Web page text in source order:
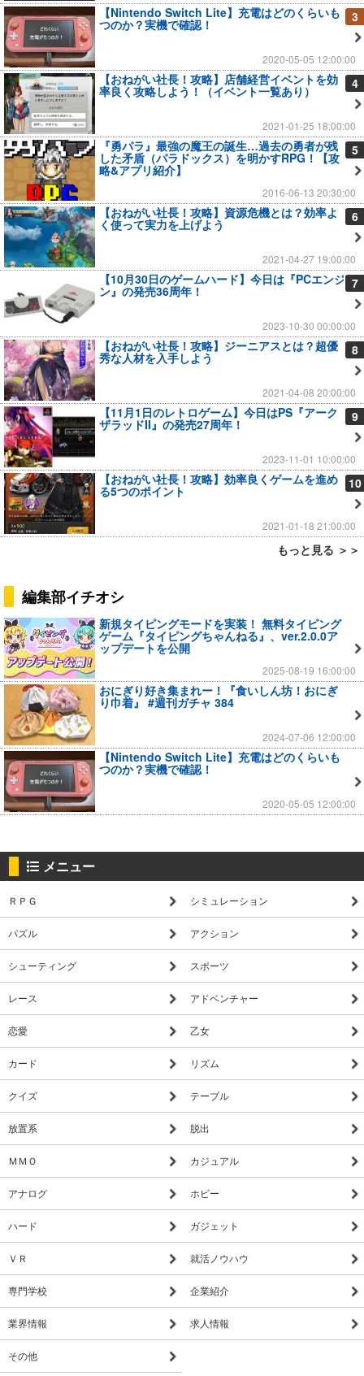
3
【Nintendo Switch Lite】充電はどのくらいも
つのか？実機で確認！
2020-05-05 12:00:00
4
【おねがい社長！攻略】店舗経営イベントを効
率良く攻略しよう！（イベント一覧あり）
2021-01-25 18:00:00
5
『勇パラ』最強の魔王の誕生…過去の勇者が残
した矛盾（パラドックス）を明かすRPG！【攻
略&アプリ紹介】
2016-06-13 20:30:00
6
【おねがい社長！攻略】資源危機とは？効率よ
く使って実力を上げよう
2021-04-27 19:00:00
7
【10月30日のゲームハード】今日は『PCエンジ
ン』の発売36周年！
2023-10-30 00:00:00
8
【おねがい社長！攻略】ジーニアスとは？超優
秀な人材を入手しよう
2021-04-08 20:00:00
9
【11月1日のレトロゲーム】今日はPS『アーク
ザラッドII』の発売27周年！
2023-11-01 10:00:00
10
【おねがい社長！攻略】効率良くゲームを進め
る5つのポイント
2021-01-18 21:00:00
もっと見る ＞＞
編集部イチオシ
新規タイピングモードを実装！ 無料タイピング
ゲーム『タイピングちゃんねる』、ver.2.0.0ア
ップデートを公開
2025-08-19 16:00:00
おにぎり好き集まれー！『食いしん坊！おにぎ
り巾着』 #週刊ガチャ 384
2024-07-06 12:00:00
【Nintendo Switch Lite】充電はどのくらいも
つのか？実機で確認！
2020-05-05 12:00:00
メニュー
ＲＰＧ シミュレーション
パズル アクション
シューティング スポーツ
レース アドベンチャー
恋愛 乙女
カード リズム
クイズ テーブル
放置系 脱出
ＭＭＯ カジュアル
アナログ ホビー
ハード ガジェット
ＶＲ 就活ノウハウ
専門学校 企業紹介
業界情報 求人情報
その他